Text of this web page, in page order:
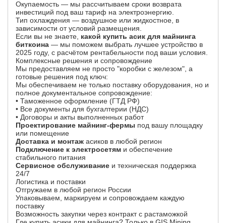
Окупаемость — мы рассчитываем сроки возврата
инвестиций под ваш тариф на электроэнергию.
Тип охлаждения — воздушное или жидкостное, в
зависимости от условий размещения.
Если вы не знаете, какой купить асик для майнинга
биткоина — мы поможем выбрать лучшее устройство в
2025 году, с расчётом рентабельности под ваши условия.
Комплексные решения и сопровождение
Мы предоставляем не просто "коробки с железом", а
готовые решения под ключ:
Мы обеспечиваем не только поставку оборудования, но и
полное документальное сопровождение:
• Таможенное оформление (ГТД РФ)
• Все документы для бухгалтерии (НДС)
• Договоры и акты выполненных работ
Проектирование майнинг-фермы под вашу площадку
или помещение
Доставка и монтаж асиков в любой регион
Подключение к электросетям и обеспечение
стабильного питания
Сервисное обслуживание и техническая поддержка
24/7
Логистика и поставки
Отгружаем в любой регион России
Упаковываем, маркируем и сопровождаем каждую
поставку
Возможность закупки через контракт с растаможкой